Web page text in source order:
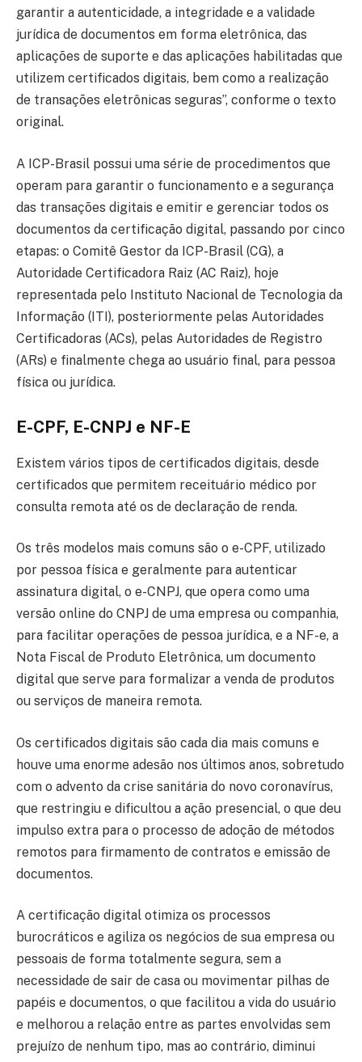
garantir a autenticidade, a integridade e a validade
jurídica de documentos em forma eletrônica, das
aplicações de suporte e das aplicações habilitadas que
utilizem certificados digitais, bem como a realização
de transações eletrônicas seguras”, conforme o texto
original.
A ICP-Brasil possui uma série de procedimentos que
operam para garantir o funcionamento e a segurança
das transações digitais e emitir e gerenciar todos os
documentos da certificação digital, passando por cinco
etapas: o Comitê Gestor da ICP-Brasil (CG), a
Autoridade Certificadora Raiz (AC Raiz), hoje
representada pelo Instituto Nacional de Tecnologia da
Informação (ITI), posteriormente pelas Autoridades
Certificadoras (ACs), pelas Autoridades de Registro
(ARs) e finalmente chega ao usuário final, para pessoa
física ou jurídica.
E-CPF, E-CNPJ e NF-E
Existem vários tipos de certificados digitais, desde
certificados que permitem receituário médico por
consulta remota até os de declaração de renda.
Os três modelos mais comuns são o e-CPF, utilizado
por pessoa física e geralmente para autenticar
assinatura digital, o e-CNPJ, que opera como uma
versão online do CNPJ de uma empresa ou companhia,
para facilitar operações de pessoa jurídica, e a NF-e, a
Nota Fiscal de Produto Eletrônica, um documento
digital que serve para formalizar a venda de produtos
ou serviços de maneira remota.
Os certificados digitais são cada dia mais comuns e
houve uma enorme adesão nos últimos anos, sobretudo
com o advento da crise sanitária do novo coronavírus,
que restringiu e dificultou a ação presencial, o que deu
impulso extra para o processo de adoção de métodos
remotos para firmamento de contratos e emissão de
documentos.
A certificação digital otimiza os processos
burocráticos e agiliza os negócios de sua empresa ou
pessoais de forma totalmente segura, sem a
necessidade de sair de casa ou movimentar pilhas de
papéis e documentos, o que facilitou a vida do usuário
e melhorou a relação entre as partes envolvidas sem
prejuízo de nenhum tipo, mas ao contrário, diminui